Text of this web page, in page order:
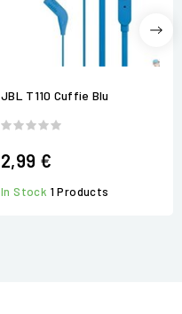
JBL T110 Cuffie Blu
2,99 €
In Stock 1 Products